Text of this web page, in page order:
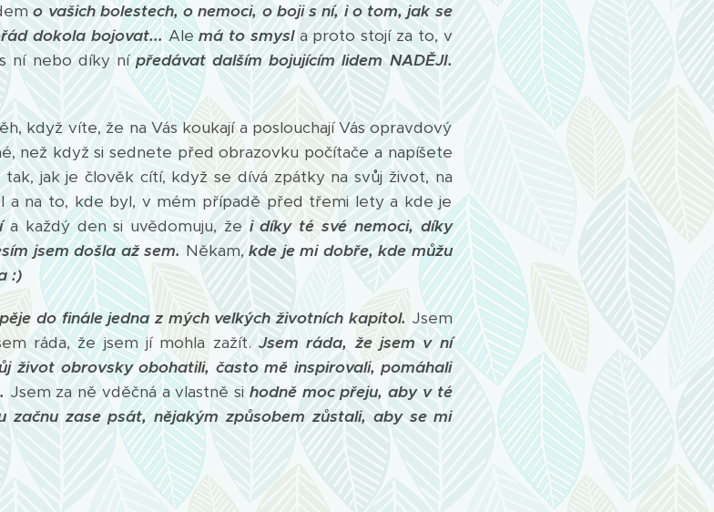
o vašich bolestech, o nemoci, o boji s ní, i o tom, jak se
dokola bojovat...Alemá to smysla proto stojí za to, v
ní nebo díky nípředávat dalším bojujícím lidem NADĚJI.
když víte, že na Vás koukají a poslouchají Vás opravdový
než když si sednete před obrazovku počítače a napíšete
tak, jak je člověk cítí, když se dívá zpátky na svůj život, na
a na to, kde byl, v mém případě před třemi lety a kde je
a každý den si uvědomuju, že i díky té své nemoci, díky
jsem došla až sem. Někam,kde je mi dobře, kde můžu
:)
do finále jedna z mých velkých životních kapitol. Jsem
ráda, že jsem jí mohla zažít.Jsem ráda, že jsem v ní
život obrovsky obohatili, často mě inspirovali, pomáhali
Jsem za ně vděčná a vlastně sihodně moc přeju, aby v té
zase psát, nějakým způsobem zůstali, aby se mi